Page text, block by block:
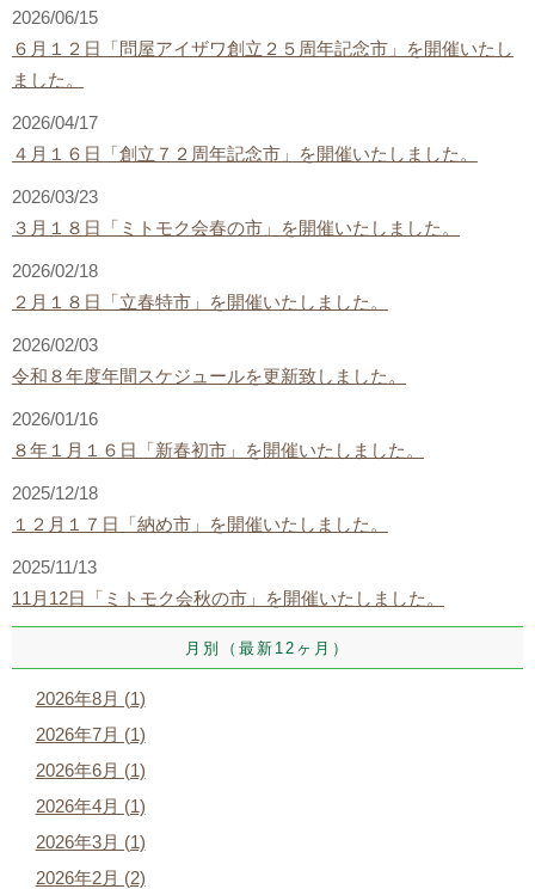
2026/06/15
６月１２日「問屋アイザワ創立２５周年記念市」を開催いたし
ました。
2026/04/17
４月１６日「創立７２周年記念市」を開催いたしました。
2026/03/23
３月１８日「ミトモク会春の市」を開催いたしました。
2026/02/18
２月１８日「立春特市」を開催いたしました。
2026/02/03
令和８年度年間スケジュールを更新致しました。
2026/01/16
８年１月１６日「新春初市」を開催いたしました。
2025/12/18
１２月１７日「納め市」を開催いたしました。
2025/11/13
11月12日「ミトモク会秋の市」を開催いたしました。
月別（最新12ヶ月）
2026年8月 (1)
2026年7月 (1)
2026年6月 (1)
2026年4月 (1)
2026年3月 (1)
2026年2月 (2)